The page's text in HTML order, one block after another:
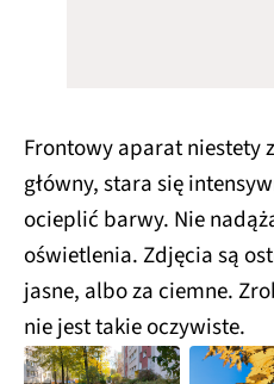
Frontowy aparat niestety
główny, stara się
ocieplić barwy. Nie
oświetlenia. Zdjęcia są
jasne, albo za ciemne.
nie jest takie oczywiste.